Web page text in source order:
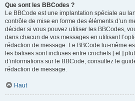
Que sont les BBCodes ?
Le BBCode est une implantation spéciale au
contrôle de mise en forme des éléments d’un
décider si vous pouvez utiliser les BBCodes,
dans chacun de vos messages en utilisant
rédaction de message. Le BBCode lui-même
les balises sont incluses entre crochets [ et ]
d’informations sur le BBCode, consultez le
rédaction de message.
Haut